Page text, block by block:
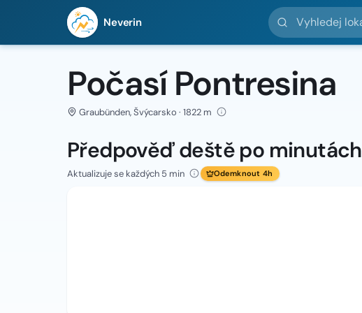
Neverin
Vyhledej lokality
Počasí Pontresina
Graubünden, Švýcarsko · 1822 m
Předpověď deště po minutách
Aktualizuje se každých 5 min Odemknout 4h